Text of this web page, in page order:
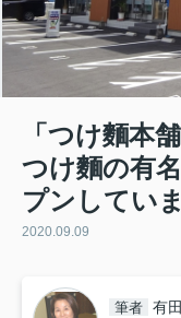
「つけ麵本
つけ麵の有
プンしてい
2020.09.09
筆者 有